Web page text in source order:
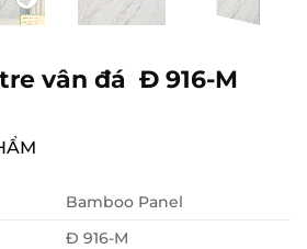
vân đá Đ 916-M
Bamboo Panel
Đ 916-M